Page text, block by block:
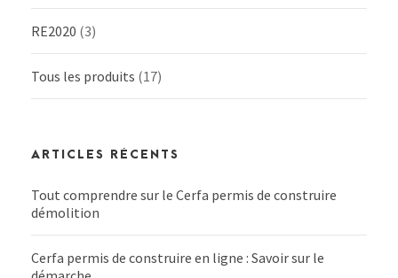
RE2020 (3)
Tous les produits (17)
ARTICLES RÉCENTS
Tout comprendre sur le Cerfa permis de construire
démolition
Cerfa permis de construire en ligne : Savoir sur le